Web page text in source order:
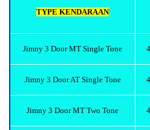
TYPE KENDARAAN
Jimny 3 Door MT Single Tone
Jimny 3 Door AT Single Tone
Jimny 3 Door MT Two Tone